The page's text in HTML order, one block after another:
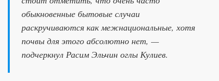
обыкновенные бытовые случаи
раскручиваются как межнациональные, хотя
почвы для этого абсолютно нет, —
подчеркнул Расим Эльчин оглы Кулиев.